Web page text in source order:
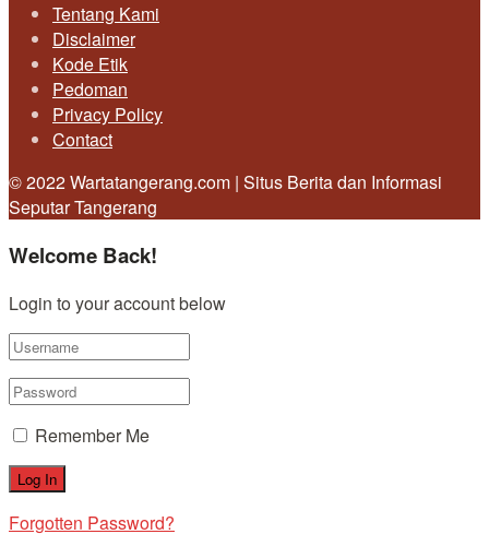
Tentang Kami
Disclaimer
Kode Etik
Pedoman
Privacy Policy
Contact
© 2022 Wartatangerang.com | Situs Berita dan Informasi
Seputar Tangerang
Welcome Back!
Login to your account below
Remember Me
Forgotten Password?